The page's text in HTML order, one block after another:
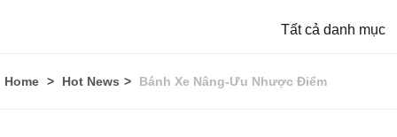
Tất cả danh mục
Home Hot News Bánh Xe Nâng-Ưu Nhược Điểm